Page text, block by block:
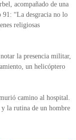
acompañado de una
91: “La desgracia no lo
religiosas
la presencia militar,
un helicóptero
camino al hospital.
la rutina de un hombre